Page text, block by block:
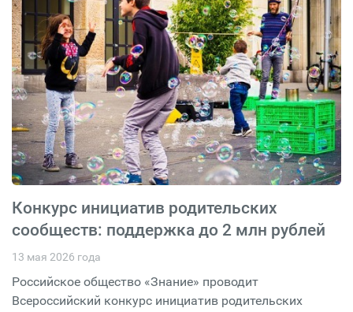
Конкурс инициатив родительских
сообществ: поддержка до 2 млн рублей
13 мая 2026 года
Российское общество «Знание» проводит
Всероссийский конкурс инициатив родительских